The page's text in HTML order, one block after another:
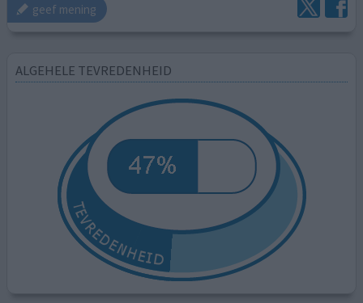
geef mening
ALGEHELE TEVREDENHEID